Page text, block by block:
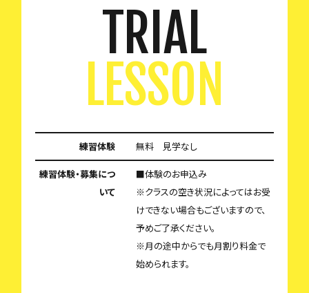
TRIAL
LESSON
練習体験 無料 見学なし
練習体験・募集につ
いて
■体験のお申込み
※クラスの空き状況によってはお受
けできない場合もございますので、
予めご了承ください。
※月の途中からでも月割り料金で
始められます。